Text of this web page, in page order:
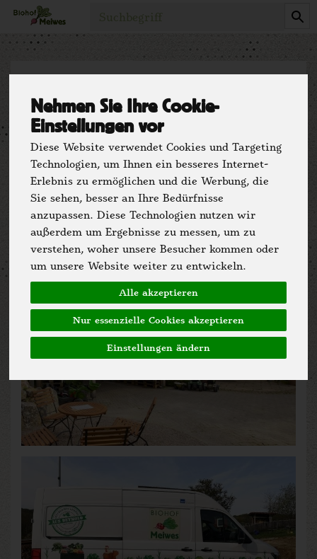
Nehmen Sie Ihre Cookie-
Einstellungen vor
Diese Website verwendet Cookies und Targeting
Technologien, um Ihnen ein besseres Internet-
Erlebnis zu ermöglichen und die Werbung, die
Sie sehen, besser an Ihre Bedürfnisse
anzupassen. Diese Technologien nutzen wir
außerdem um Ergebnisse zu messen, um zu
verstehen, woher unsere Besucher kommen oder
um unsere Website weiter zu entwickeln.
Alle akzeptieren
Nur essenzielle Cookies akzeptieren
Einstellungen ändern
Produkt
Kontakt und
Anfahrt
Biohof Meiwes
Plaßkampweg 1, 32760
Detmold-Heiligenkirchen